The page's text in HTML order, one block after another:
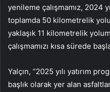
yenileme çalışmamız, 2024
toplamda 50 kilometrelik
yaklaşık 11 kilometrelik
çalışmamızı kısa sürede
Yalçın, “2025 yılı yatırım
başlık olarak yer alan